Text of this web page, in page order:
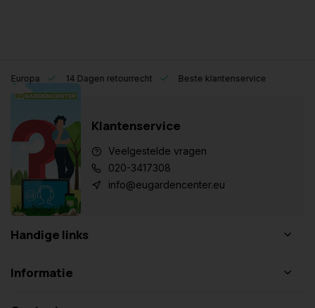
Europa 14 Dagen retourrecht Beste klantenservice
Klantenservice
Veelgestelde vragen
020-3417308
info@eugardencenter.eu
Handige links
Informatie